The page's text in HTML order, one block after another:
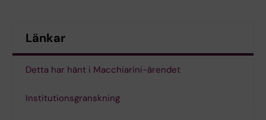
Länkar
Detta har hänt i Macchiarini-ärendet
Institutionsgranskning